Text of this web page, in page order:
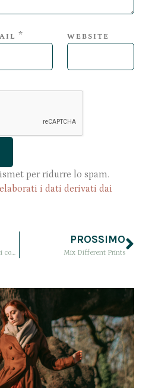
* WEBSITE
per ridurre lo spam.
i dati derivati dai
Come organizzare i cosmetici con una lavagna magnetica
PROSSIMO
Mix Different Prints